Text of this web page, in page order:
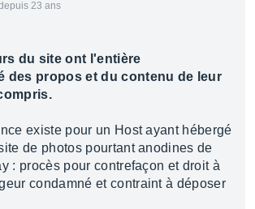
23 ans
du site ont l'entière
des propos et du contenu de leur
existe pour un Host ayant hébergé
de photos pourtant anodines de
: procès pour contrefaçon et droit à
condamné et contraint à déposer